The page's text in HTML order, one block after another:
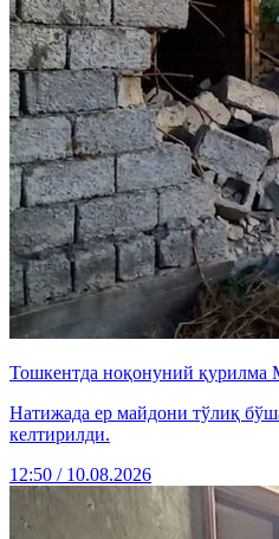
Тошкентда ноқонуний қурилма
Натижада ер майдони тўлиқ
келтирилди.
12:50 / 10.08.2026